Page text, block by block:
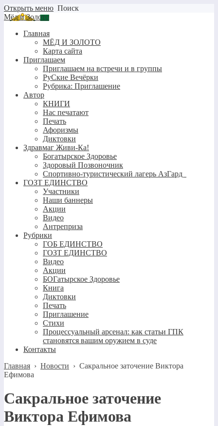
Открыть меню Поиск
Мёд и Золото
Главная
МЁД И ЗОЛОТО
Карта сайта
Приглашаем
Приглашаем на встречи и в группы
РуСкие Вечёрки
Рубрика: Приглашение
Автор
КНИГИ
Нас печатают
Печать
Афоризмы
Диктовки
Здравмаг Живи-Ка!
Богатырское Здоровье
Здоровый Позвоночник
Спортивно-туристический лагерь АзГард
ГОЗТ ЕДИНСТВО
Участники
Наши баннеры
Акции
Видео
Антреприза
Рубрики
ГОБ ЕДИНСТВО
ГОЗТ ЕДИНСТВО
Видео
Акции
БОГатырское Здоровье
Книга
Диктовки
Печать
Приглашение
Стихи
Процессуальный арсенал: как статьи ГПК
становятся вашим оружием в суде
Контакты
Главная › Новости › Сакральное заточение Виктора
Ефимова
Сакральное заточение
Виктора Ефимова